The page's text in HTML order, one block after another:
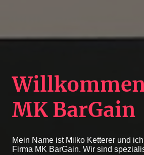
MK BarGain
Mein Name ist Milko Ketterer und
Firma MK BarGain. Wir sind